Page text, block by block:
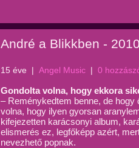
André a Blikkben -
15 éve | Angel Music | 0
Gondolta volna, hogy ekkora
– Reménykedtem benne, de
volna, hogy ilyen gyorsan
kifejezetten karácsonyi album,
elismerés ez, legfőképp azért,
nevezhető popnak.